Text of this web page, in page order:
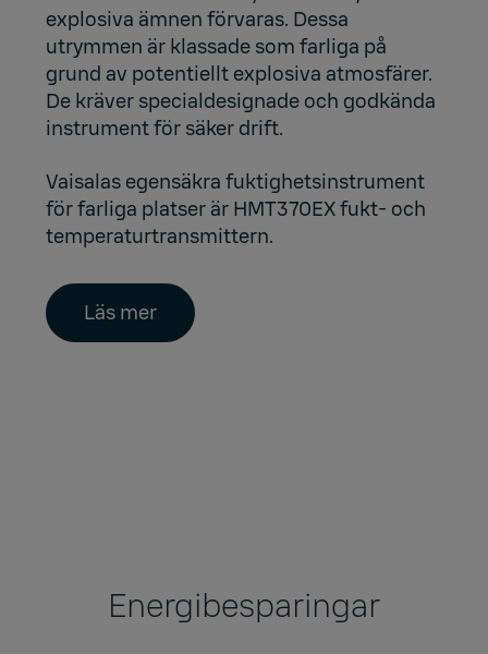
explosiva ämnen förvaras. Dessa
utrymmen är klassade som farliga på
grund av potentiellt explosiva atmosfärer.
De kräver specialdesignade och godkända
instrument för säker drift.
Vaisalas egensäkra fuktighetsinstrument
för farliga platser är HMT370EX fukt- och
temperaturtransmittern.
Läs mer
Energibesparingar